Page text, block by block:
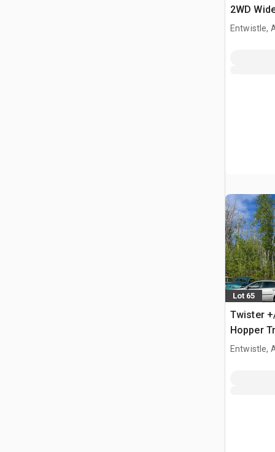
2WD
collection
Entwistle,
Lot 65
Twister
Hopper
Entwistle,